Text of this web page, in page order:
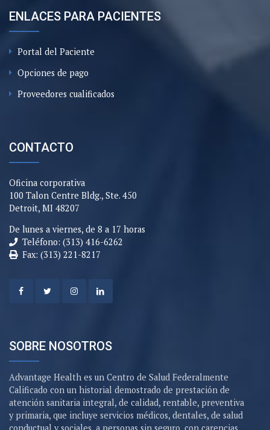
ENLACES PARA PACIENTES
Portal del Paciente
Opciones de pago
Proveedores cualificados
CONTACTO
Oficina corporativa
100 Talon Centre Bldg., Ste. 450
Detroit, MI 48207
De lunes a viernes, de 8 a 17 horas
Teléfono: (313) 416-6262
Fax: (313) 221-8217
SOBRE NOSOTROS
Advantage Health es un Centro de Salud Federalmente
Calificado con un historial demostrado de prestación de
atención sanitaria integral, de calidad, rentable, preventiva
y primaria, que incluye servicios médicos, dentales, de salud